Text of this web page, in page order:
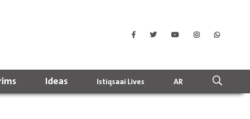
Ideas Istiqsaai Lives AR